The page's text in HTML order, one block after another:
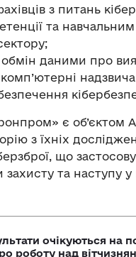
з питань
та
даними про
є об’єктом
з їхніх
що
та наступу
очікуються на
роботу над